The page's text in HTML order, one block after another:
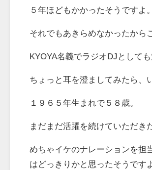
５年ほどもかかったそうですよ。
それでもあきらめなかったから
KYOYA名義でラジオDJとして
ちょっと耳を澄ましてみたら、
１９６５年生まれで５８歳。
まだまだ活躍を続けていただき
めちゃイケのナレーションを担
はどっきりかと思ったそうです